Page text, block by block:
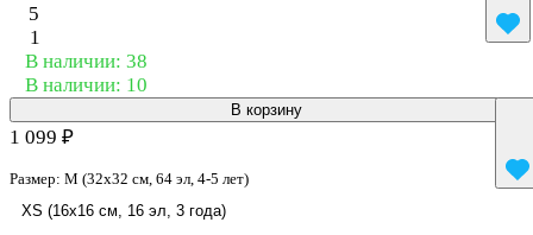
5
1
В наличии: 38
В наличии: 10
В корзину
1 099 ₽
Размер: M (32x32 см, 64 эл, 4-5 лет)
XS (16x16 см, 16 эл, 3 года)